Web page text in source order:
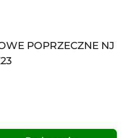
POPRZECZNE NJ